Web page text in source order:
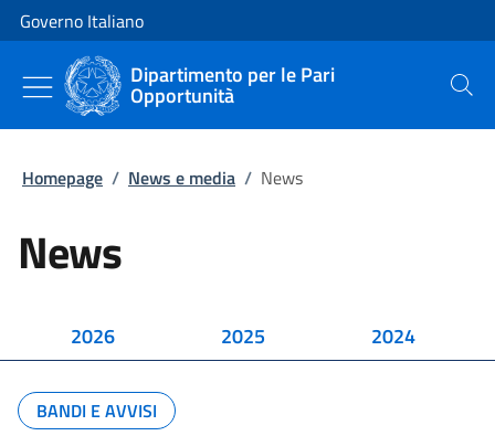
Vai al contenuto
Vai alla navigazione del sito
Governo Italiano
Dipartimento per le Pari
Opportunità Cerca
Homepage / News e media / News
News
2026 2025 2024
BANDI E AVVISI